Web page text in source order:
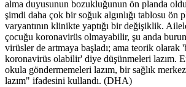
alma duyusunun bozukluğunun ön planda
şimdi daha çok bir soğuk algınlığı tablosu ön
varyantının klinikte yaptığı bir değişiklik.
çocuğu koronavirüs olmayabilir, şu anda burun
virüsler de artmaya başladı; ama teorik olarak
koronavirüs olabilir' diye düşünmeleri lazım.
okula göndermemeleri lazım, bir sağlık
lazım" ifadesini kullandı. (DHA)